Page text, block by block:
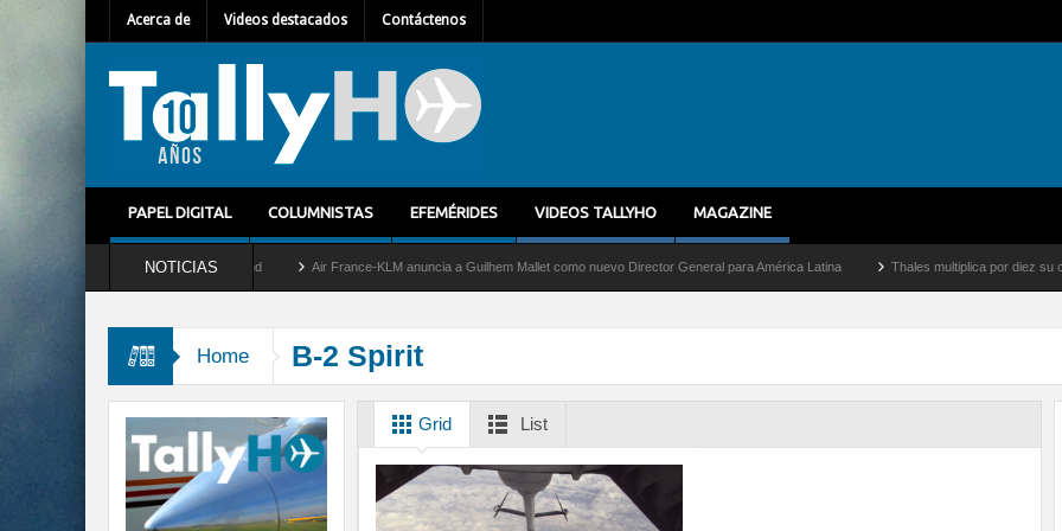
Acerca de Videos destacados Contáctenos
PAPEL DIGITAL COLUMNISTAS EFEMÉRIDES VIDEOS TALLYHO MAGAZINE
NOTICIAS
retira del servicio al C-2 Greyhound Air France-KLM anuncia a Guilhem Mallet como nuevo Director General para América Latina Thales multiplica por diez su
Home B-2 Spirit
Grid List